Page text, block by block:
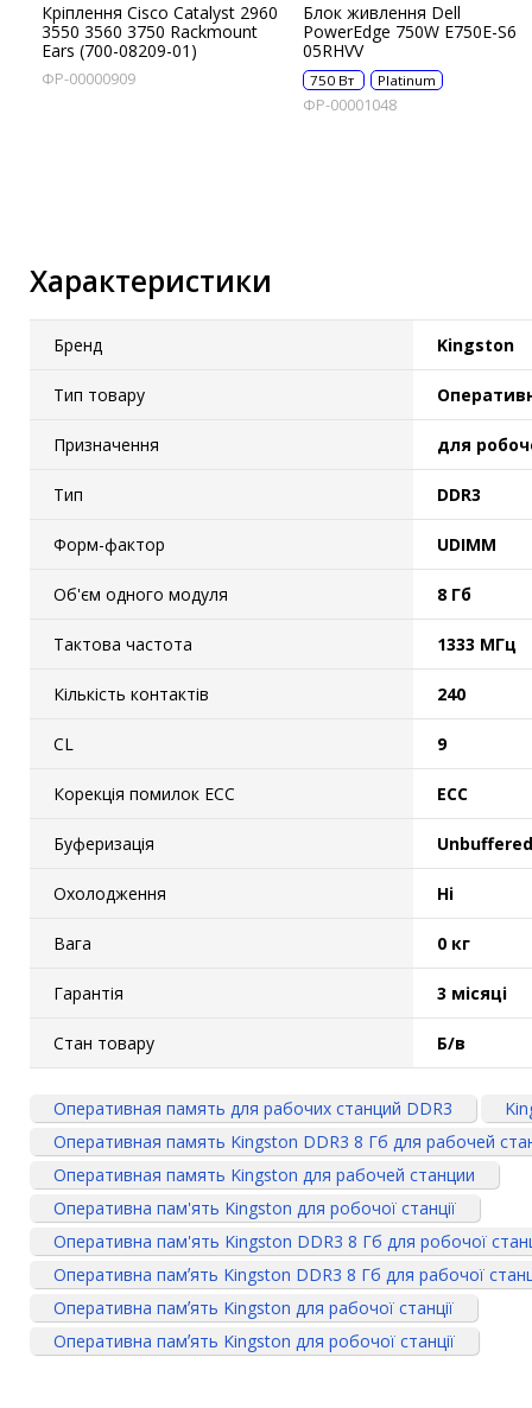
IP-камери
Автономне живлення
Кріплення Cisco Catalyst 2960
3550 3560 3750 Rackmount
Ears (700-08209-01)
ФР-00000909
Блок живлення Dell
PowerEdge 750W E750E-S6
05RHVV
750 Вт Platinum
ФР-00001048
Характеристики
Бренд Kingston
Тип товару
Призначення для
Тип DDR3
Форм-фактор UDIMM
Об'єм одного модуля 8 Гб
Тактова частота 1333 МГц
Кількість контактів 240
CL 9
Корекція помилок ECC ECC
Буферизація Unbuffered
Охолодження Ні
Вага 0 кг
Гарантія 3 місяці
Стан товару Б/в
Оперативная память для рабочих станций DDR3
Оперативная память Kingston DDR3 8 Гб для рабочей
Оперативная память Kingston для рабочей станции
Оперативна пам'ять Kingston для робочої станції
Оперативна пам'ять Kingston DDR3 8 Гб для робочої
Оперативна памʼять Kingston DDR3 8 Гб для рабочої
Оперативна памʼять Kingston для рабочої станції
Оперативна памʼять Kingston для робочої станції